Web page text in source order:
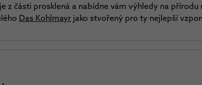
z části prosklená a nabídne vám výhledy na přírodu
Das Kohlmayr jako stvořený pro ty nejlepší